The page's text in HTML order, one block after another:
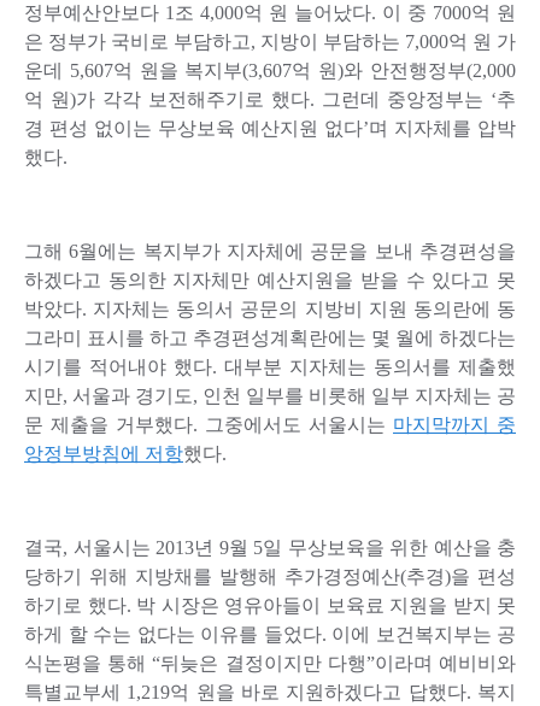
정부예산안보다 1조 4,000억 원 늘어났다. 이 중 7000억 원
은 정부가 국비로 부담하고, 지방이 부담하는 7,000억 원 가
운데 5,607억 원을 복지부(3,607억 원)와 안전행정부(2,000
억 원)가 각각 보전해주기로 했다. 그런데 중앙정부는 ‘추
경 편성 없이는 무상보육 예산지원 없다’며 지자체를 압박
했다.
그해 6월에는 복지부가 지자체에 공문을 보내 추경편성을
하겠다고 동의한 지자체만 예산지원을 받을 수 있다고 못
박았다. 지자체는 동의서 공문의 지방비 지원 동의란에 동
그라미 표시를 하고 추경편성계획란에는 몇 월에 하겠다는
시기를 적어내야 했다. 대부분 지자체는 동의서를 제출했
지만, 서울과 경기도, 인천 일부를 비롯해 일부 지자체는 공
문 제출을 거부했다. 그중에서도 서울시는 마지막까지 중
앙정부방침에 저항했다.
결국, 서울시는 2013년 9월 5일 무상보육을 위한 예산을 충
당하기 위해 지방채를 발행해 추가경정예산(추경)을 편성
하기로 했다. 박 시장은 영유아들이 보육료 지원을 받지 못
하게 할 수는 없다는 이유를 들었다. 이에 보건복지부는 공
식논평을 통해 “뒤늦은 결정이지만 다행”이라며 예비비와
특별교부세 1,219억 원을 바로 지원하겠다고 답했다. 복지